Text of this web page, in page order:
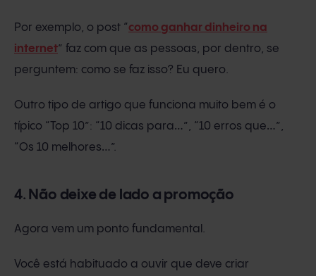
Por exemplo, o post “como ganhar dinheiro na
internet” faz com que as pessoas, por dentro, se
perguntem: como se faz isso? Eu quero.
Outro tipo de artigo que funciona muito bem é o
típico “Top 10”: “10 dicas para…”, “10 erros que…”,
“Os 10 melhores…”.
4. Não deixe de lado a promoção
Agora vem um ponto fundamental.
Você está habituado a ouvir que deve criar